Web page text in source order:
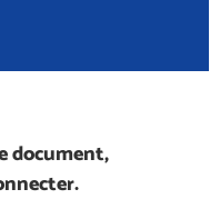
document,